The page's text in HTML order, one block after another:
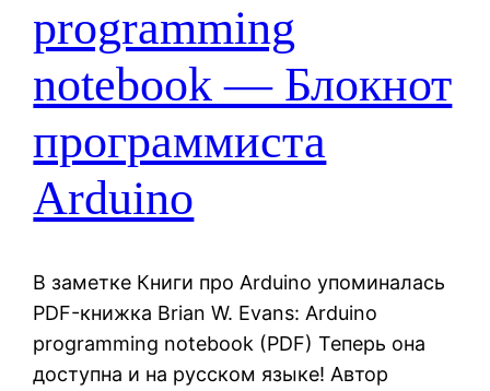
programming
notebook — Блокнот
программиста
Arduino
В заметке Книги про Arduino упоминалась
PDF-книжка Brian W. Evans: Arduino
programming notebook (PDF) Теперь она
доступна и на русском языке! Автор